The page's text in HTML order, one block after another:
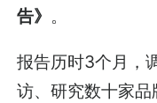
告》 。
报告历时3个月，
访、研究数十家